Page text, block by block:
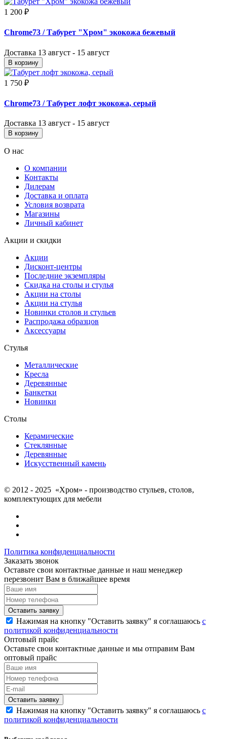
1 200 ₽
Chrome73 / Табурет "Хром" экокожа бежевый
Доставка 13 август - 15 август
В корзину
1 750 ₽
Chrome73 / Табурет лофт экокожа, серый
Доставка 13 август - 15 август
В корзину
О нас
О компании
Контакты
Дилерам
Доставка и оплата
Условия возврата
Магазины
Личный кабинет
Акции и скидки
Акции
Дисконт-центры
Последние экземпляры
Скидка на столы и стулья
Акции на столы
Акции на стулья
Новинки столов и стульев
Распродажа образцов
Аксессуары
Стулья
Металлические
Кресла
Деревянные
Банкетки
Новинки
Столы
Керамические
Стеклянные
Деревянные
Искусственный камень
© 2012 - 2025 «Хром» - производство стульев, столов,
комплектующих для мебели
Политика конфиденциальности
Заказать звонок
Оставьте свои контактные данные и наш менеджер
перезвонит Вам в ближайшее время
Нажимая на кнопку "Оставить заявку" я соглашаюсь с
политикой конфиденциальности
Оптовый прайс
Оставьте свои контактные данные и мы отправим Вам
оптовый прайс
Нажимая на кнопку "Оставить заявку" я соглашаюсь с
политикой конфиденциальности